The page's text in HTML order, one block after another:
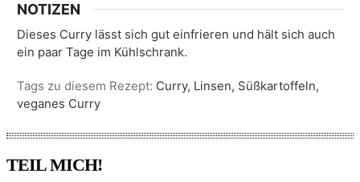
NOTIZEN
Dieses Curry lässt sich gut einfrieren und hält sich auch
ein paar Tage im Kühlschrank.
Tags zu diesem Rezept: Curry, Linsen, Süßkartoffeln,
veganes Curry
TEIL MICH!